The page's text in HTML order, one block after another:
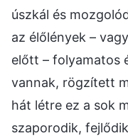
úszkál és
az élőlények –
előtt – folyamatos
vannak, rögzített
hát létre ez a sok
szaporodik,